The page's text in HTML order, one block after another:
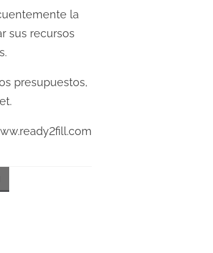
la
sus recursos
presupuestos,